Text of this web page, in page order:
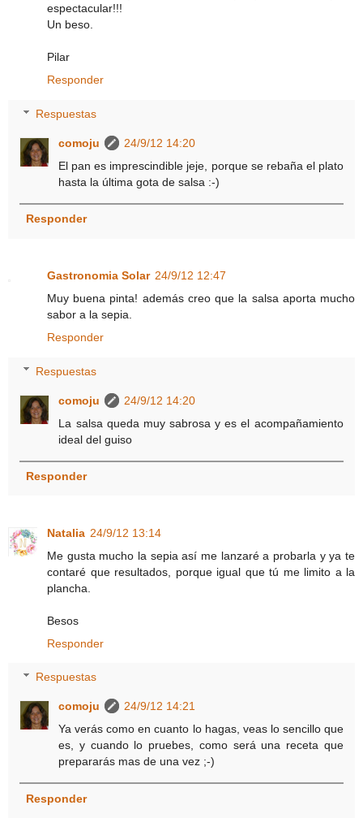
espectacular!!!
Un beso.
Pilar
Responder
Respuestas
comoju
24/9/12 14:20
El pan es imprescindible jeje, porque se rebaña el plato
hasta la última gota de salsa :-)
Responder
Gastronomia Solar 24/9/12 12:47
Muy buena pinta! además creo que la salsa aporta mucho
sabor a la sepia.
Responder
Respuestas
comoju
24/9/12 14:20
La salsa queda muy sabrosa y es el acompañamiento
ideal del guiso
Responder
Natalia 24/9/12 13:14
Me gusta mucho la sepia así me lanzaré a probarla y ya te
contaré que resultados, porque igual que tú me limito a la
plancha.
Besos
Responder
Respuestas
comoju
24/9/12 14:21
Ya verás como en cuanto lo hagas, veas lo sencillo que
es, y cuando lo pruebes, como será una receta que
prepararás mas de una vez ;-)
Responder